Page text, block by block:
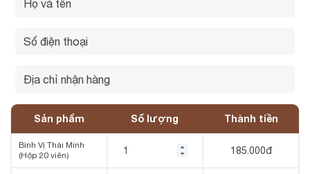
Sản phẩm
Bình Vị Thái Minh
(Hộp 20 viên)
Số lượng Thành tiền
185.000đ